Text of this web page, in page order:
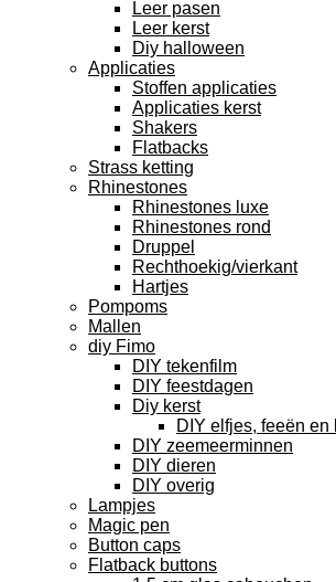
Leer pasen
Leer kerst
Diy halloween
Applicaties
Stoffen applicaties
Applicaties kerst
Shakers
Flatbacks
Strass ketting
Rhinestones
Rhinestones luxe
Rhinestones rond
Druppel
Rechthoekig/vierkant
Hartjes
Pompoms
Mallen
diy Fimo
DIY tekenfilm
DIY feestdagen
Diy kerst
DIY elfjes, feeën en
DIY zeemeerminnen
DIY dieren
DIY overig
Lampjes
Magic pen
Button caps
Flatback buttons